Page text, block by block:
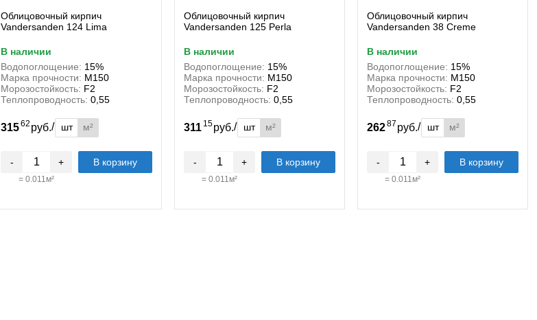
Облицовочный кирпич
Vandersanden 124 Lima
в наличии
Водопоглощение: 15%
Марка прочности: М150
Морозостойкость: F2
Теплопроводность: 0,55
31562руб./ шт м²
- +
= 0.011м²
В корзину
Облицовочный кирпич
Vandersanden 125 Perla
в наличии
Водопоглощение: 15%
Марка прочности: М150
Морозостойкость: F2
Теплопроводность: 0,55
311 15руб./ шт м²
- +
= 0.011м²
В корзину
Облицовочный кирпич
Vandersanden 38 Creme
в наличии
Водопоглощение: 15%
Марка прочности: М150
Морозостойкость: F2
Теплопроводность: 0,55
26287руб./ шт м²
- +
= 0.011м²
В корзину